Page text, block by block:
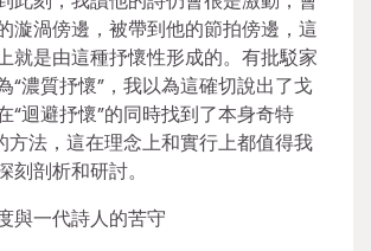
漩渦傍邊，被帶到他的節拍傍邊，這
就是由這種抒懷性形成的。有批駁家
“濃質抒懷”，我以為這確切說出了戈
“迴避抒懷”的同時找到了本身奇特
方法，這在理念上和實行上都值得我
刻剖析和研討。
與一代詩人的苦守